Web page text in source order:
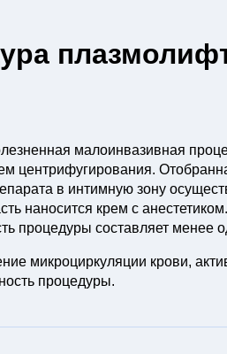
малоинвазивная
центрифугирования.
в интимную зону
наносится крем с
процедуры составляет менее
микроциркуляции крови,
процедуры.